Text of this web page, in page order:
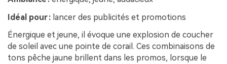
Idéal pour : lancer des publicités et promotions
Énergique et jeune, il évoque une explosion de coucher
de soleil avec une pointe de corail. Ces combinaisons de
tons pêche jaune brillent dans les promos, lorsque le